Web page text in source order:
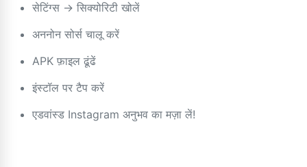
सेटिंग्स → सिक्योरिटी खोलें
अननोन सोर्स चालू करें
APK फ़ाइल ढूंढें
इंस्टॉल पर टैप करें
एडवांस्ड Instagram अनुभव का मज़ा लें!